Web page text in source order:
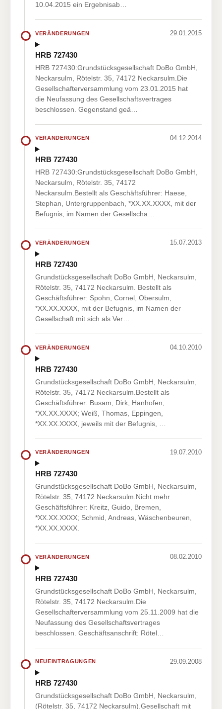
10.04.2015 ein Ergebnisab…
VERÄNDERUNGEN 29.01.2015
HRB 727430
HRB 727430:Grundstücksgesellschaft DoBo GmbH,
Neckarsulm, Rötelstr. 35, 74172 Neckarsulm.Die
Gesellschafterversammlung vom 23.01.2015 hat
die Neufassung des Gesellschaftsvertrages
beschlossen. Gegenstand geä…
VERÄNDERUNGEN 04.12.2014
HRB 727430
HRB 727430:Grundstücksgesellschaft DoBo GmbH,
Neckarsulm, Rötelstr. 35, 74172
Neckarsulm.Bestellt als Geschäftsführer: Haese,
Stephan, Untergruppenbach, *XX.XX.XXXX, mit der
Befugnis, im Namen der Gesellscha…
VERÄNDERUNGEN 15.07.2013
HRB 727430
Grundstücksgesellschaft DoBo GmbH, Neckarsulm,
Rötelstr. 35, 74172 Neckarsulm. Bestellt als
Geschäftsführer: Spohn, Cornel, Obersulm,
*XX.XX.XXXX, mit der Befugnis, im Namen der
Gesellschaft mit sich als Ver…
VERÄNDERUNGEN 04.10.2010
HRB 727430
Grundstücksgesellschaft DoBo GmbH, Neckarsulm,
Rötelstr. 35, 74172 Neckarsulm.Bestellt als
Geschäftsführer: Busam, Dirk, Hanhofen,
*XX.XX.XXXX; Weiß, Thomas, Eppingen,
*XX.XX.XXXX, jeweils mit der Befugnis, …
VERÄNDERUNGEN 19.07.2010
HRB 727430
Grundstücksgesellschaft DoBo GmbH, Neckarsulm,
Rötelstr. 35, 74172 Neckarsulm.Nicht mehr
Geschäftsführer: Kreitz, Guido, Bremen,
*XX.XX.XXXX; Schmid, Andreas, Wäschenbeuren,
*XX.XX.XXXX.
VERÄNDERUNGEN 08.02.2010
HRB 727430
Grundstücksgesellschaft DoBo GmbH, Neckarsulm,
Rötelstr. 35, 74172 Neckarsulm.Die
Gesellschafterversammlung vom 25.11.2009 hat die
Neufassung des Gesellschaftsvertrages
beschlossen. Geschäftsanschrift: Rötel…
NEUEINTRAGUNGEN 29.09.2008
HRB 727430
Grundstücksgesellschaft DoBo GmbH, Neckarsulm,
(Rötelstr. 35, 74172 Neckarsulm).Gesellschaft mit